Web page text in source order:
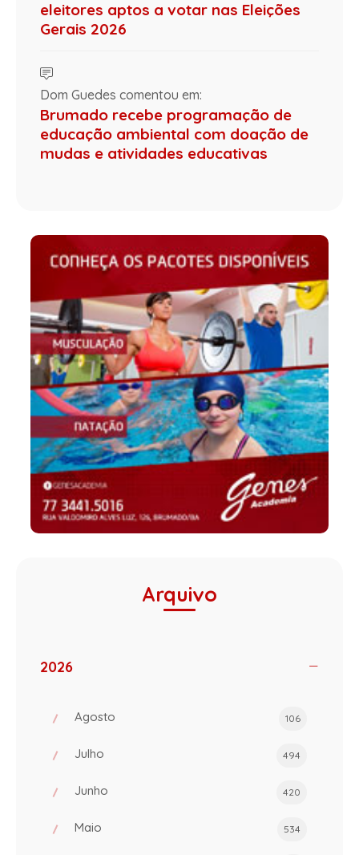
eleitores aptos a votar nas Eleições
Gerais 2026
Dom Guedes comentou em:
Brumado recebe programação de
educação ambiental com doação de
mudas e atividades educativas
Arquivo
2026
Agosto 106
Julho 494
Junho 420
Maio 534